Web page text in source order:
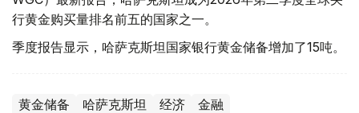
行黄金购买量排名前五的国家之一。
季度报告显示，哈萨克斯坦国家银行黄金储备增加了15吨。
黄金储备 哈萨克斯坦 经济 金融